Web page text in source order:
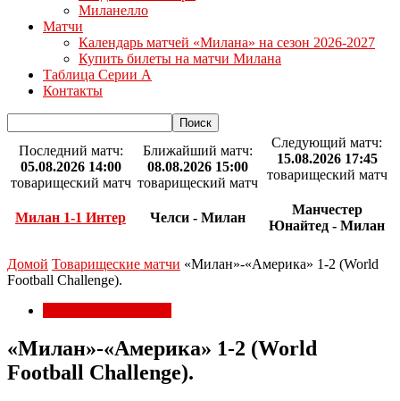
Миланелло
Матчи
Календарь матчей «Милана» на сезон 2026-2027
Купить билеты на матчи Милана
Таблица Серии А
Контакты
Последний матч:
05.08.2026 14:00
товарищеский матч
Милан 1-1 Интер
Ближайший матч:
08.08.2026 15:00
товарищеский матч
Челси - Милан
Следующий матч:
15.08.2026 17:45
товарищеский матч
Манчестер
Юнайтед - Милан
Домой Товарищеские матчи «Милан»-«Америка» 1-2 (World
Football Challenge).
«Милан»-«Америка» 1-2 (World
Football Challenge).